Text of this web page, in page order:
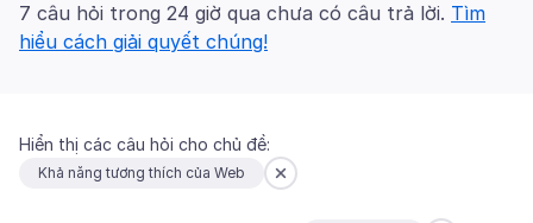
7 câu hỏi trong 24 giờ qua chưa có câu trả lời. Tìm
hiểu cách giải quyết chúng!
Hiển thị các câu hỏi cho chủ đề:
Khả năng tương thích của Web